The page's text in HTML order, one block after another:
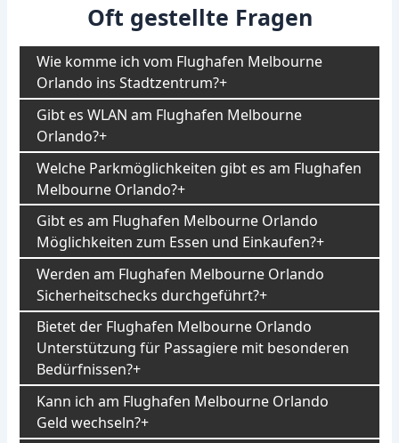
Oft gestellte Fragen
Wie komme ich vom Flughafen Melbourne
Orlando ins Stadtzentrum?
Gibt es WLAN am Flughafen Melbourne
Orlando?
Welche Parkmöglichkeiten gibt es am Flughafen
Melbourne Orlando?
Gibt es am Flughafen Melbourne Orlando
Möglichkeiten zum Essen und Einkaufen?
Werden am Flughafen Melbourne Orlando
Sicherheitschecks durchgeführt?
Bietet der Flughafen Melbourne Orlando
Unterstützung für Passagiere mit besonderen
Bedürfnissen?
Kann ich am Flughafen Melbourne Orlando
Geld wechseln?